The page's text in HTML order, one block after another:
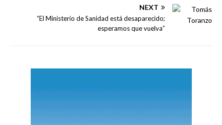
NEXT
“El Ministerio de Sanidad está desaparecido;
esperamos que vuelva”